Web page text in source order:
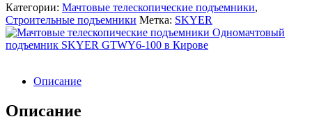
Категории: Мачтовые телескопические подъемники,
Строительные подъемники Метка: SKYER
Описание
Описание